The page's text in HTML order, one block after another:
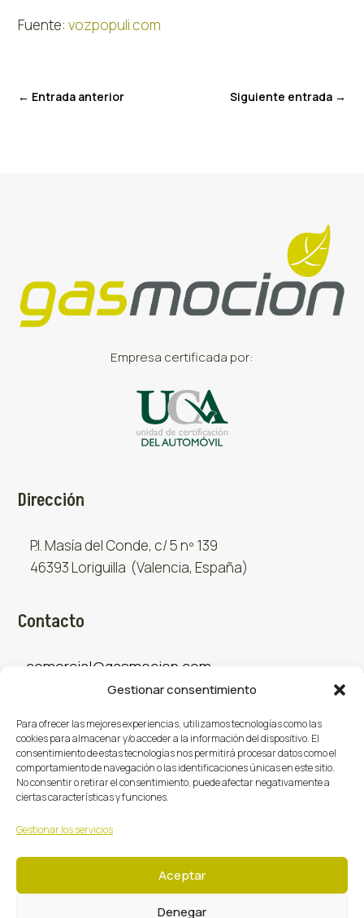
Gestionar consentimiento
Para ofrecer las mejores experiencias, utilizamos tecnologías como las
cookies para almacenar y/o acceder a la información del dispositivo. El
consentimiento de estas tecnologías nos permitirá procesar datos como el
comportamiento de navegación o las identificaciones únicas en este sitio.
No consentir o retirar el consentimiento, puede afectar negativamente a
ciertas características y funciones.
Gestionar los servicios
Aceptar
Denegar
Fuente:vozpopuli.com
← Entrada anterior Siguiente entrada→
Empresa certificada por:
Dirección
P.I. Masía del Conde, c/ 5 nº 139
46393 Loriguilla (Valencia, España)
Contacto
comercial@gasmocion.com
Sociales